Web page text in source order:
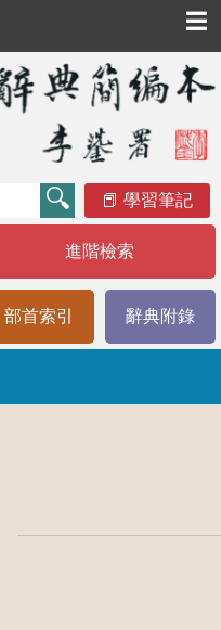
☰
學習筆記
進階檢索
部首索引 辭典附錄